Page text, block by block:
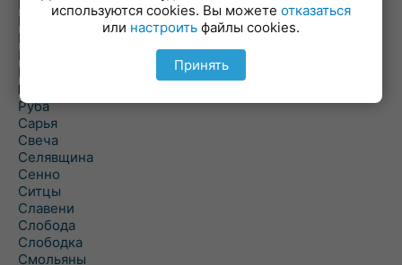
Погоща
Подсвилье
Полоцк
Поставы
Прозороки
Россоны
Руба
Сарья
Свеча
Селявщина
Сенно
Ситцы
Славени
Слобода
Слободка
Смольяны
используются cookies. Вы можете отказаться
или настроить файлы cookies.
Принять